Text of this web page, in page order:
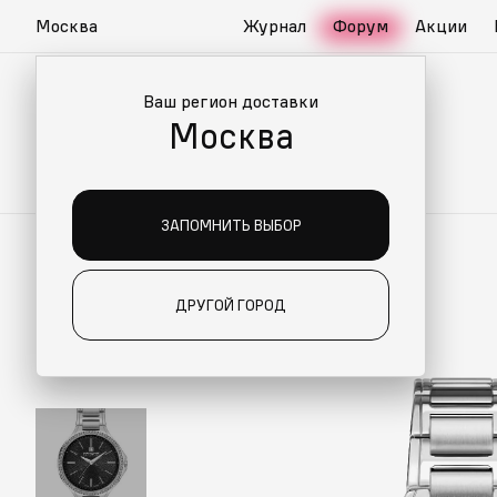
Москва
Ваш регион доставки
Москва
ЗАПОМНИТЬ ВЫБОР
ДРУГОЙ ГОРОД
Журнал Форум Акции
ДЛЯ ВАС